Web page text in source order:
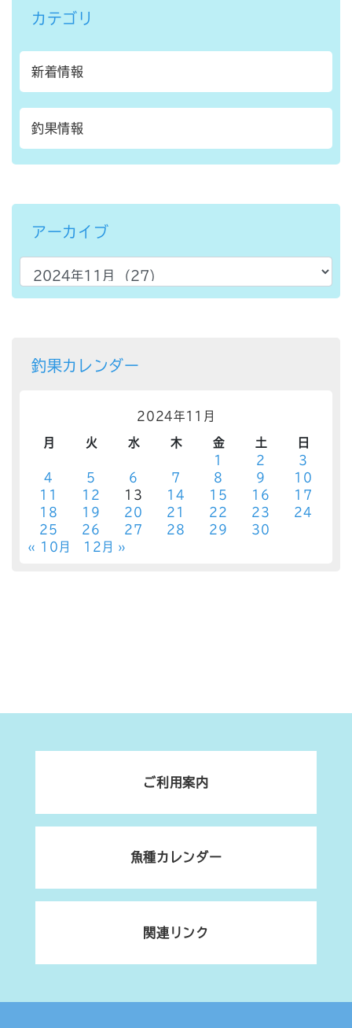
カテゴリ
新着情報
釣果情報
アーカイブ
釣果カレンダー
2024年11月
月 火 水 木 金 土
日
1
2
3
4
5 6 7 8 9
10
11
12 13 14 15 16
17
18
19 20 21 22 23
24
25
26 27 28 29
30
« 10月
12月 »
ご利用案内
魚種カレンダー
関連リンク